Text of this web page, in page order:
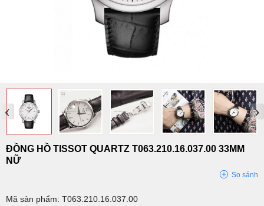
‹ ›
ĐỒNG HỒ TISSOT QUARTZ T063.210.16.037.00 33MM
NỮ
So sánh
Mã sản phẩm: T063.210.16.037.00